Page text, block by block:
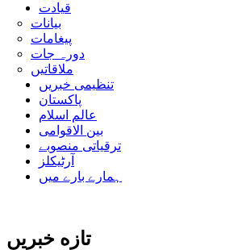
قیادت
بیانات
پیغامات
دورہ جات
ملاقاتیں
تنظیمی خبریں
پاکستان
عالم اسلام
بین الاقوامی
ترقیاتی منصوبے
آرٹیکلز
ہمارے بارے میں
تازه خبریں